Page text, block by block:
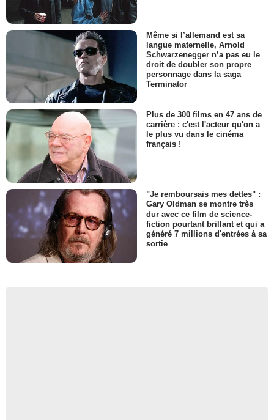
Même si l’allemand est sa
langue maternelle, Arnold
Schwarzenegger n’a pas eu le
droit de doubler son propre
personnage dans la saga
Terminator
Plus de 300 films en 47 ans de
carrière : c'est l'acteur qu'on a
le plus vu dans le cinéma
français !
"Je remboursais mes dettes" :
Gary Oldman se montre très
dur avec ce film de science-
fiction pourtant brillant et qui a
généré 7 millions d'entrées à sa
sortie